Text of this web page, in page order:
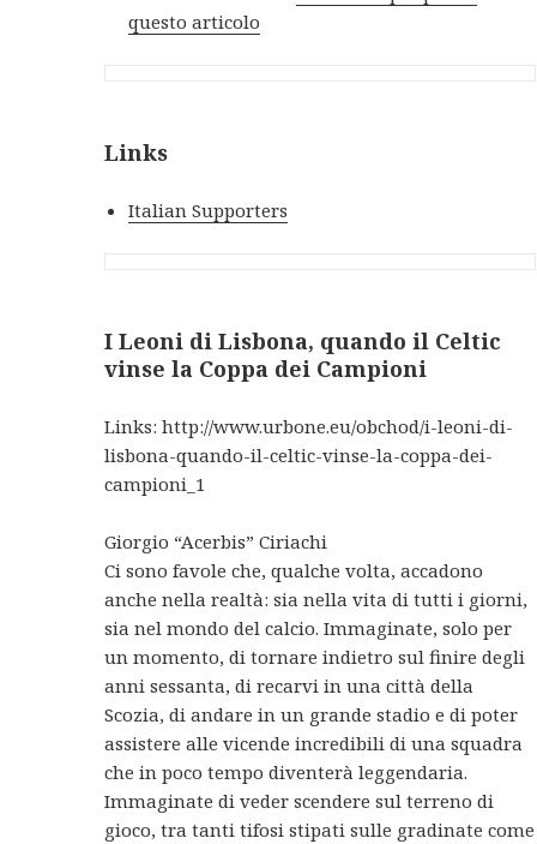
questo articolo
Links
Italian Supporters
I Leoni di Lisbona, quando il Celtic
vinse la Coppa dei Campioni
Links: http://www.urbone.eu/obchod/i-leoni-di-
lisbona-quando-il-celtic-vinse-la-coppa-dei-
campioni_1
Giorgio “Acerbis” Ciriachi
Ci sono favole che, qualche volta, accadono
anche nella realtà: sia nella vita di tutti i giorni,
sia nel mondo del calcio. Immaginate, solo per
un momento, di tornare indietro sul finire degli
anni sessanta, di recarvi in una città della
Scozia, di andare in un grande stadio e di poter
assistere alle vicende incredibili di una squadra
che in poco tempo diventerà leggendaria.
Immaginate di veder scendere sul terreno di
gioco, tra tanti tifosi stipati sulle gradinate come